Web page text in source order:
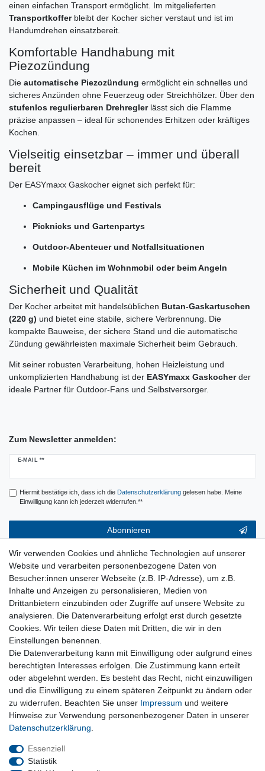
einen einfachen Transport ermöglicht. Im mitgelieferten
Transportkofferbleibt der Kocher sicher verstaut und ist im
Handumdrehen einsatzbereit.
Komfortable Handhabung mit
Piezozündung
Die automatische Piezozündung ermöglicht ein schnelles und
sicheres Anzünden ohne Feuerzeug oder Streichhölzer. Über den
stufenlos regulierbaren Drehreglerlässt sich die Flamme
präzise anpassen – ideal für schonendes Erhitzen oder kräftiges
Kochen.
Vielseitig einsetzbar – immer und überall
bereit
Der EASYmaxx Gaskocher eignet sich perfekt für:
Campingausflüge und Festivals
Picknicks und Gartenpartys
Outdoor-Abenteuer und Notfallsituationen
Mobile Küchen im Wohnmobil oder beim Angeln
Sicherheit und Qualität
Der Kocher arbeitet mit handelsüblichen Butan-Gaskartuschen
(220 g) und bietet eine stabile, sichere Verbrennung. Die
kompakte Bauweise, der sichere Stand und die automatische
Zündung gewährleisten maximale Sicherheit beim Gebrauch.
Mit seiner robusten Verarbeitung, hohen Heizleistung und
unkomplizierten Handhabung ist der EASYmaxx Gaskocherder
ideale Partner für Outdoor-Fans und Selbstversorger.
Zum Newsletter anmelden:
E-MAIL **
Newsletter
Hiermit bestätige ich, dass ich die Daten­schutz­erklärunggelesen habe. Meine
Einwilligung kann ich jederzeit widerrufen.**
Abonnieren
** Hierbei handelt es sich um ein Pflichtfeld.
Service & Hilfe
Kontakt
Warenkorb
Zur Kasse
Nützliches
Newsletter abmelden
Widerrufsformular
Vertrag Widerrufen
Rechtliches
Impressum
Wiederrufsrecht
AGB
Wir verwenden Cookies und ähnliche Technologien auf unserer
Website und verarbeiten personenbezogene Daten von
Besucher:innen unserer Webseite (z.B. IP-Adresse), um z.B.
Inhalte und Anzeigen zu personalisieren, Medien von
Drittanbietern einzubinden oder Zugriffe auf unsere Website zu
analysieren. Die Datenverarbeitung erfolgt erst durch gesetzte
Cookies. Wir teilen diese Daten mit Dritten, die wir in den
Einstellungen benennen.
Die Datenverarbeitung kann mit Einwilligung oder aufgrund eines
berechtigten Interesses erfolgen. Die Zustimmung kann erteilt
oder abgelehnt werden. Es besteht das Recht, nicht einzuwilligen
und die Einwilligung zu einem späteren Zeitpunkt zu ändern oder
zu widerrufen. Beachten Sie unser Impressum und weitere
Hinweise zur Verwendung personenbezogener Daten in unserer
Daten­schutz­erklärung
Essenziell
Statistik